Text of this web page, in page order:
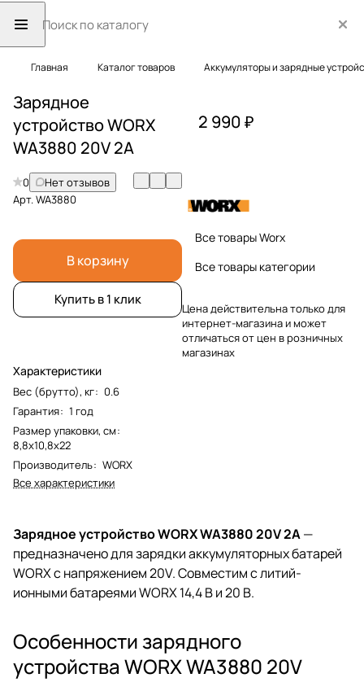
Главная Каталог товаров Аккумуляторы и зарядные
Зарядное
устройство WORX
WA3880 20V 2А
0
Нет отзывов
Арт.WA3880
В корзину
Купить в 1 клик
Характеристики
Вес (брутто), кг: 0.6
Гарантия: 1 год
Размер упаковки, см:
8,8х10,8х22
Производитель: WORX
Все характеристики
2 990 ₽
Все товары Worx
Все товары категории
Цена действительна только для
интернет-магазина и может
отличаться от цен в розничных
магазинах
Зарядное устройство WORX WA3880 20V 2А—
предназначено для зарядки аккумуляторных батарей
WORX с напряжением 20V. Совместим с литий-
ионными батареями WORX 14,4 В и 20 В.
Особенности зарядного
устройства WORX WA3880 20V